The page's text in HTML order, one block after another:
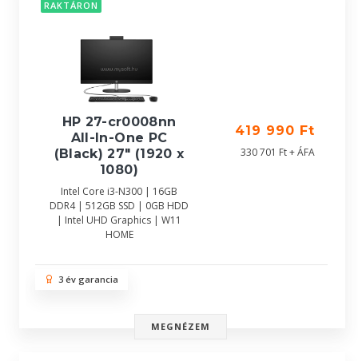
RAKTÁRON
HP 27-cr0008nn
All-In-One PC
(Black) 27" (1920 x
1080)
Intel Core i3-N300 | 16GB
DDR4 | 512GB SSD | 0GB HDD
| Intel UHD Graphics | W11
HOME
419 990 Ft
330 701 Ft + ÁFA
3 év garancia
MEGNÉZEM